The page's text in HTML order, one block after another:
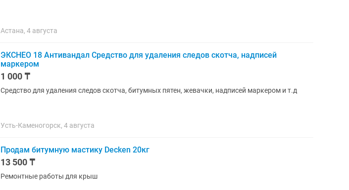
Астана, 4 августа
ЭКСНЕО 18 Антивандал Средство для удаления следов скотча, надписей
маркером
1 000 ₸
Средство для удаления следов скотча, битумных пятен, жевачки, надписей маркером и т.д
Усть-Каменогорск, 4 августа
Продам битумную мастику Decken 20кг
13 500 ₸
Ремонтные работы для крыш